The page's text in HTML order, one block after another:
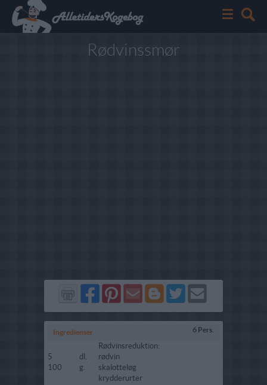
Rødvinssmør
Del
på
Facebook
Del
på
Pinterest
Send
via
GMail
Del
på
Blogger
Del
på
Twitter
Send
Ingredienser 6 Pers.
Rødvinsreduktion:
5
dl.
rødvin
100
g.
skalotteløg
krydderurter